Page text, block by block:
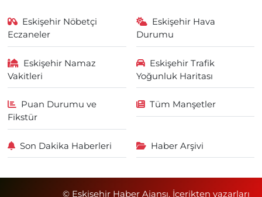
Eskişehir Nöbetçi
Eczaneler
Eskişehir Hava
Durumu
Eskişehir Namaz
Vakitleri
Eskişehir Trafik
Yoğunluk Haritası
Puan Durumu ve
Fikstür
Tüm Manşetler
Son Dakika Haberleri Haber Arşivi
© Eskişehir Haber Ajansı. İçerikten yazarları